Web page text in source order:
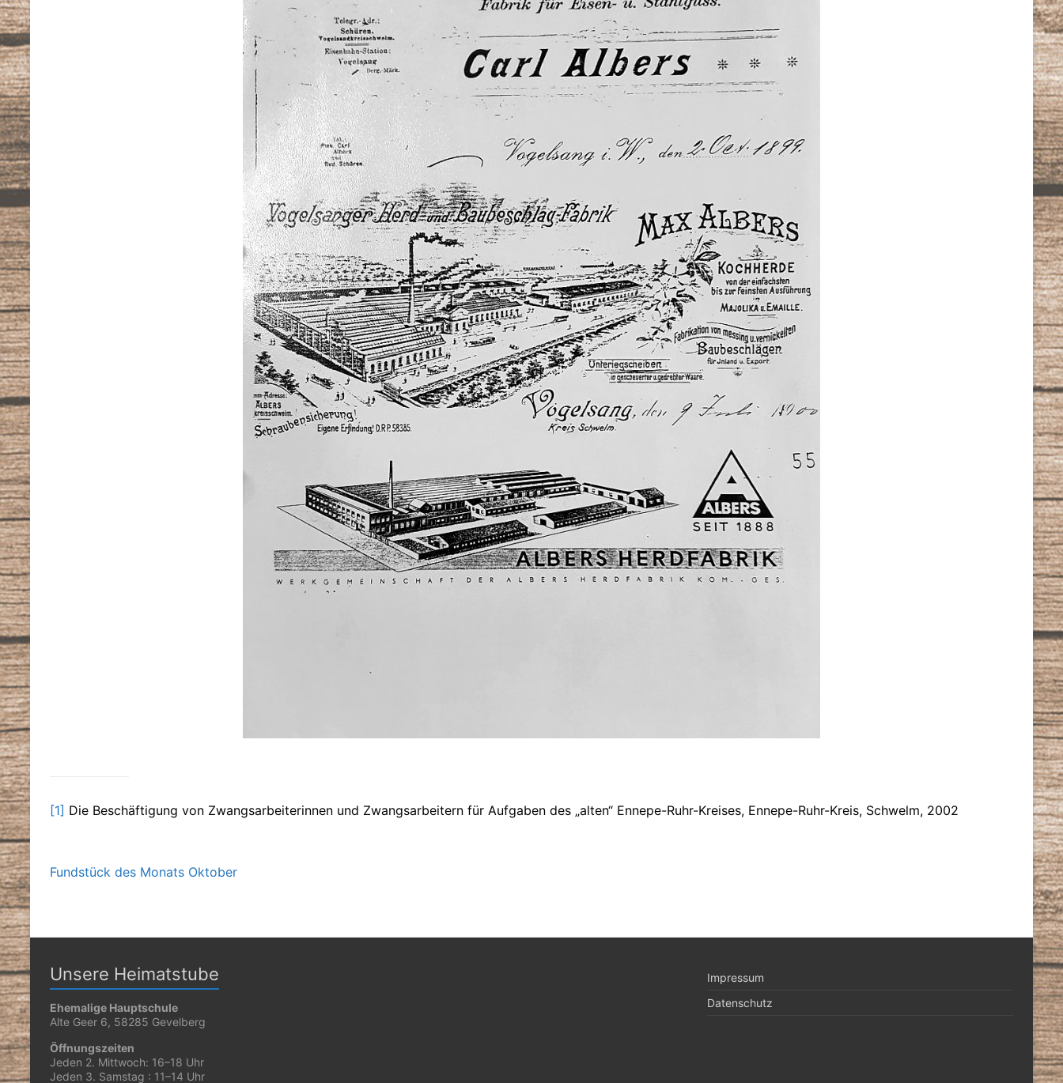
[1] Die Beschäftigung von Zwangsarbeiterinnen und Zwangsarbeitern für Aufgaben des „alten“ Ennepe-Ruhr-Kreises, Ennepe-Ruhr-Kreis, Schwelm, 2002
Fundstück des Monats Oktober
Unsere Heimatstube
Ehemalige Hauptschule
Alte Geer 6, 58285 Gevelberg
Öffnungszeiten
Jeden 2. Mittwoch: 16–18 Uhr
Jeden 3. Samstag : 11–14 Uhr
Impressum
Datenschutz